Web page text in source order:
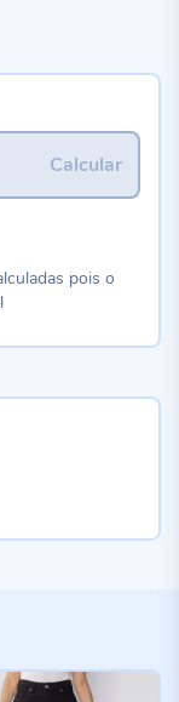
Calcular
pois o